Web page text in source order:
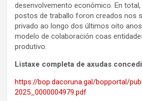
desenvolvemento económico. En total,
postos de traballo foron creados nos
privado ao longo dos últimos oito
modelo de colaboración coas
produtivo.
Listaxe completa de axudas
https://bop.dacoruna.gal/bopportal/
2025_0000004979.pdf